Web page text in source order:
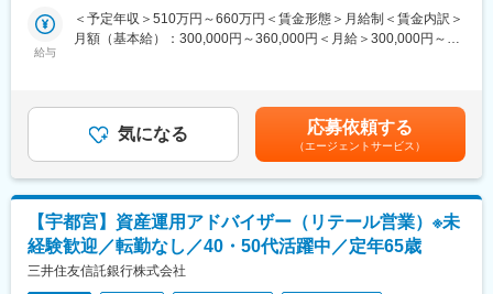
めたOJTにて1人前になるまでのプロセスも丁寧にフォローさせて
いただくため、未経験の方でも安心してご入社いただいておりま
変更の範囲：本文参照
に寄与する役割です。
金・投資信託等）増強に向けた商品企画や現場実践のサポート、
経営サポート（各種提案・指導）に携わります。金融商品の直接
ます。
（3）農業法人等への貸付業務・債権管理、日本政策金融公庫等受
託業務：貸付や債権管理を行い、地域農業の発展を資金面から支
えます。
ご経験に応じ、JAによる資産形成推進事業に関する企画や研修、
給与
＜予定年収＞510万円～660万円＜賃金形態＞月給制＜賃金内訳＞
月額（基本給）：300,000円～360,000円＜月給＞300,000円～
年1回（8月）■賞与：年2回（6月、12月）賃金はあくまでも目安
の金額であり、選考を通じて上下する可能性があります。月給(月
額)は固定手当を含めた表記です。
気になる 応募依頼する
（エージェントサービス）
【宇都宮】資産運用アドバイザー（リテール営業）※未
経験歓迎／転勤なし／40・50代活躍中／定年65歳
三井住友信託銀行株式会社